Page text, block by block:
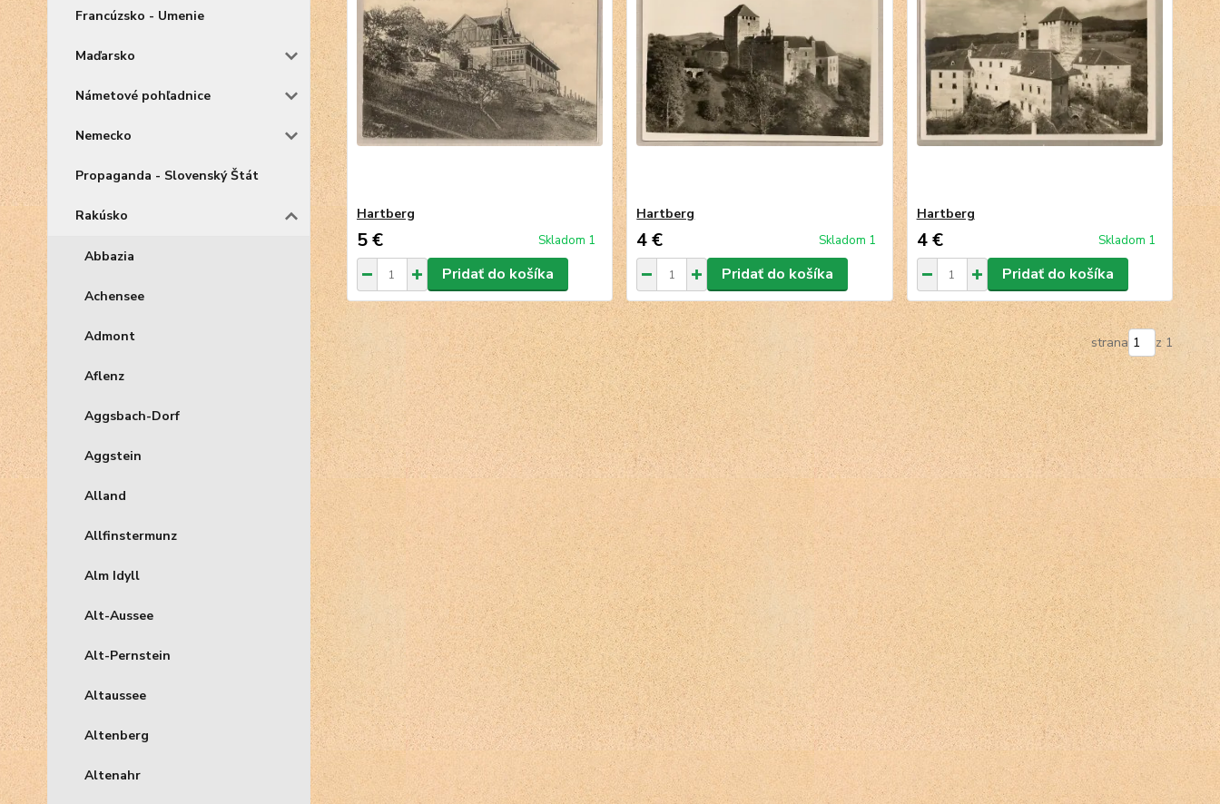
Francúzsko - Umenie
Maďarsko
Námetové pohľadnice
Nemecko
Propaganda - Slovenský Štát
Rakúsko
Abbazia
Achensee
Admont
Aflenz
Aggsbach-Dorf
Aggstein
Alland
Allfinstermunz
Alm Idyll
Alt-Aussee
Alt-Pernstein
Altaussee
Altenberg
Altenahr
Hartberg
5 € Skladom 1
Pridať do košíka
Hartberg
4 € Skladom 1
Pridať do košíka
Hartberg
4 € Skladom 1
Pridať do košíka
strana z 1